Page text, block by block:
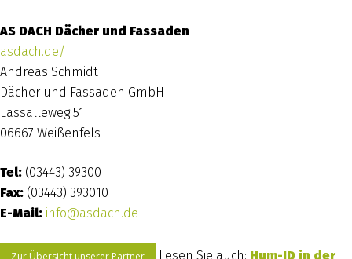
AS DACH Dächer und Fassaden
asdach.de/
Andreas Schmidt
Dächer und Fassaden GmbH
Lassalleweg 51
06667 Weißenfels
Tel: (03443) 39300
Fax: (03443) 393010
E-Mail: info@asdach.de
Zur Übersicht unserer Partner Lesen Sie auch: Hum-ID in der